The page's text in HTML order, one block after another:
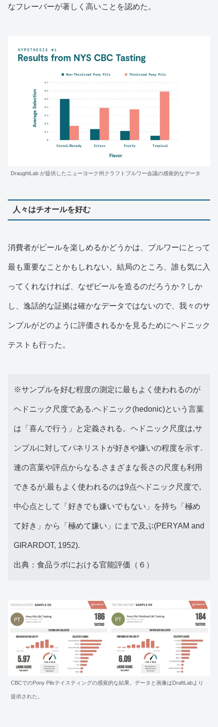
なフレーバーが著しく高いことを認めた。
DraughtLab が提供したニューヨーク州クラフトブルワー会議の感覚的なデータ
人々はチオールを好む
消費者がビールを楽しめるかどうかは、ブルワーにとって
最も重要なことかもしれない。結局のところ、誰も気に入
ってくれなければ、なぜビールを造るのだろうか？しか
し、逸話的な証拠は確かなデータではないので、我々のサ
ンプルがどのように評価されるかを見るためにヘドニック
テストも行った。
※サンプルを好む程度の測定に最もよく使われるのが
ヘドニック尺度である.ヘドニック(hedonic)という言葉
は「喜んで行う」と定義される。ヘドニック尺度は,サ
ンプルに対してパネリストが好きや嫌いの程度を示す.
連の言葉や評点からなる.さまざまな長さの尺度も利用
できるが,最もよく使われるのは9点ヘドニック尺度で,
中心点として「好きでも嫌いでもない」を持ち「極め
て好き」から「極めて嫌い」にまで及ぶ(PERYAM and
GIRARDOT, 1952).
出典：食品ラボにおける官能評価（６）
CBCでのPony Pilsテイスティングの感覚的な結果。データと画像はDraftLabより
提供された。